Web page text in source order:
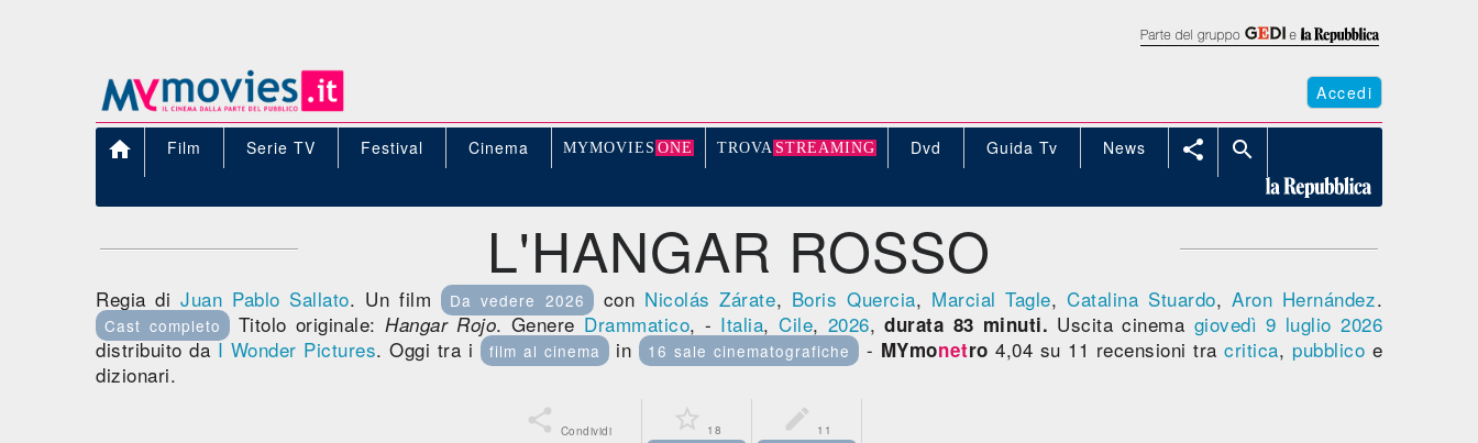
Accedi
 Film Serie TV Festival Cinema MYMOVIE S ONE TROVA STREAMING Dvd Guida Tv News  
L'HANGAR ROSSO
Regia diJuan Pablo Sallato. Un film Da vedere 2026 con Nicolás Zárate, Boris Quercia, Marcial Tagle,Catalina Stuardo,Aron Hernández.
Cast completo Titolo originale:Hangar Rojo. GenereDrammatico, - Italia,Cile, 2026,durata 83 minuti. Uscita cinema giovedì 9 luglio 2026
distribuito daI Wonder Pictures. Oggi tra i film al cinema in 16 sale cinematografiche - MYmonetro 4,04 su 11 recensioni tracritica, pubblico e
dizionari.
 Condividi  18  11